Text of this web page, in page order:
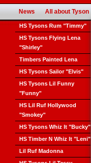
News All about Tyson
HS Tysons Rum "Timmy"
HS Tysons Flying Lena
"Shirley"
Timbers Painted Lena
HS Tysons Sailor "Elvis"
HS Tysons Lil Funny
"Funny"
HS Lil Ruf Hollywood
"Smokey"
HS Tysons Whiz It "Bucky"
HS Timber N Whiz It "Leni"
Lil Ruf Madonna